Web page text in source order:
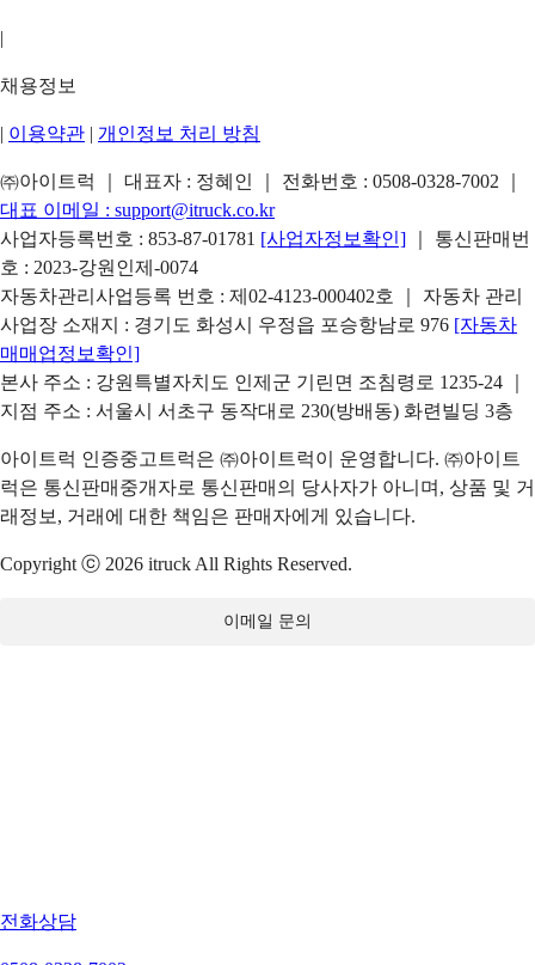
|
채용정보
| 이용약관 | 개인정보 처리 방침
㈜아이트럭 ｜ 대표자 : 정혜인 ｜ 전화번호 : 0508-0328-7002
대표 이메일 : support@itruck.co.kr
사업자등록번호 : 853-87-01781 [사업자정보확인]
｜ 통신판매번
호 : 2023-강원인제-0074
자동차관리사업등록 번호 : 제02-4123-000402호 ｜ 자동차 관리
사업장 소재지 : 경기도 화성시 우정읍 포승항남로 976 [자동차
매매업정보확인]
본사 주소 : 강원특별자치도 인제군 기린면 조침령로 1235-24 ｜
지점 주소 : 서울시 서초구 동작대로 230(방배동) 화련빌딩 3층
아이트럭 인증중고트럭은 ㈜아이트럭이 운영합니다. ㈜아이트
럭은 통신판매중개자로 통신판매의 당사자가 아니며, 상품 및 거
래정보, 거래에 대한 책임은 판매자에게 있습니다.
Copyright ⓒ 2026 itruck All Rights Reserved.
이메일 문의
전화상담